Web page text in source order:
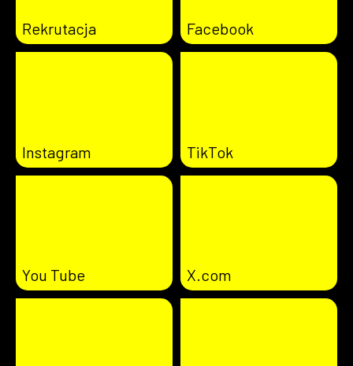
Rekrutacja Facebook
Instagram TikTok
You Tube X.com